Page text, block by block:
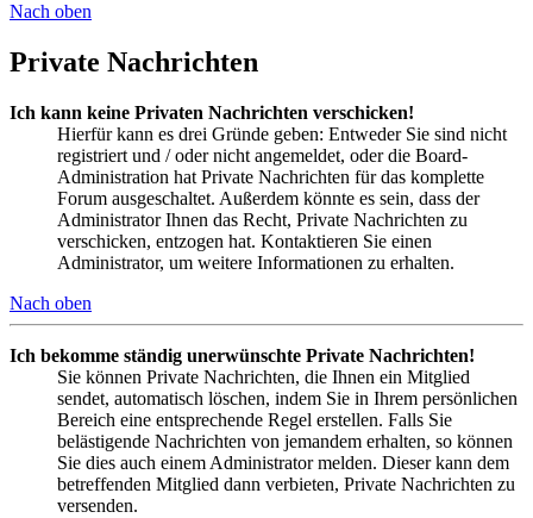
Nach oben
Private Nachrichten
Ich kann keine Privaten Nachrichten verschicken!
Hierfür kann es drei Gründe geben: Entweder Sie sind nicht
registriert und / oder nicht angemeldet, oder die Board-
Administration hat Private Nachrichten für das komplette
Forum ausgeschaltet. Außerdem könnte es sein, dass der
Administrator Ihnen das Recht, Private Nachrichten zu
verschicken, entzogen hat. Kontaktieren Sie einen
Administrator, um weitere Informationen zu erhalten.
Nach oben
Ich bekomme ständig unerwünschte Private Nachrichten!
Sie können Private Nachrichten, die Ihnen ein Mitglied
sendet, automatisch löschen, indem Sie in Ihrem persönlichen
Bereich eine entsprechende Regel erstellen. Falls Sie
belästigende Nachrichten von jemandem erhalten, so können
Sie dies auch einem Administrator melden. Dieser kann dem
betreffenden Mitglied dann verbieten, Private Nachrichten zu
versenden.